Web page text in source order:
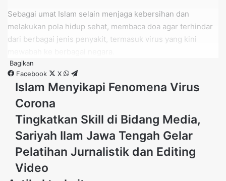
Sebagai umat Islam selain menjaga kebersihan dan
melakukan pola hidup sehat, membaca doa agar terhindar
dari berbagai jenis penyakit, termasuk virus yang kini
Doa Meminta Perlindungan dari Penyakit Kulit, Gila, dan
Berbagai Penyakit Jelek
وَعَنْ أَنَسٍ – رَضِيَ اللهُ عَنْهُ – : أَنَّ النَّبِيَّ – صَلَّى اللهُ عَلَيْهِ وَسَلَّمَ – كَانَ
الأسْقَامِ ))
. رَوَاهُ أَبُو دَاوُدَ بِإِسْنَادٍ صَحِيْح
Bagikan
Facebook
X WhatsApp
Islam
Fenomena
Virus
Corona
Islam Menyikapi Fenomena Virus
Corona
Tingkatkan
di
Bidang
Media,
Sariyah
Tingkatkan Skill di Bidang Media,
Sariyah Ilam Jawa Tengah Gelar
Pelatihan Jurnalistik dan Editing
Video